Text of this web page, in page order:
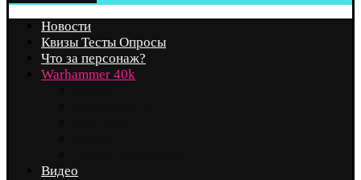
Новости
Квизы Тесты Опросы
Что за персонаж?
Warhammer 40k
Видео